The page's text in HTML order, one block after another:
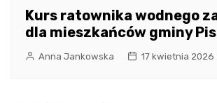
Kurs ratownika wodnego
dla mieszkańców gminy
Anna Jankowska 17 kwietnia 2026